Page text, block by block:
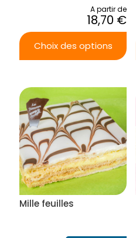
A partir de
18,70 €
Choix des options
plusieurs
variations.
Les
options
peuvent
être
choisies
sur
la
page
Mille feuilles